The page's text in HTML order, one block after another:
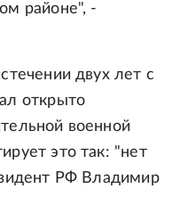
районе", -
двух лет с
открыто
военной
это так: "нет
РФ Владимир